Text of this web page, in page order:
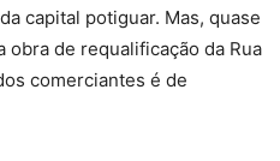
capital potiguar. Mas, quase
de requalificação da Rua
comerciantes é de